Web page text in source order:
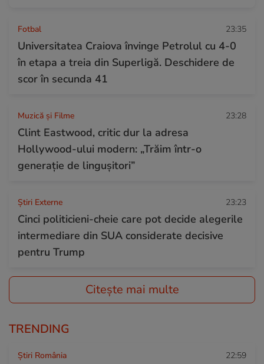
Fotbal 23:35
Universitatea Craiova învinge Petrolul cu 4-0
în etapa a treia din Superligă. Deschidere de
scor în secunda 41
Muzică și Filme 23:28
Clint Eastwood, critic dur la adresa
Hollywood-ului modern: „Trăim într-o
generație de lingușitori”
Știri Externe 23:23
Cinci politicieni-cheie care pot decide alegerile
intermediare din SUA considerate decisive
pentru Trump
Citește mai multe
TRENDING
Știri România 22:59